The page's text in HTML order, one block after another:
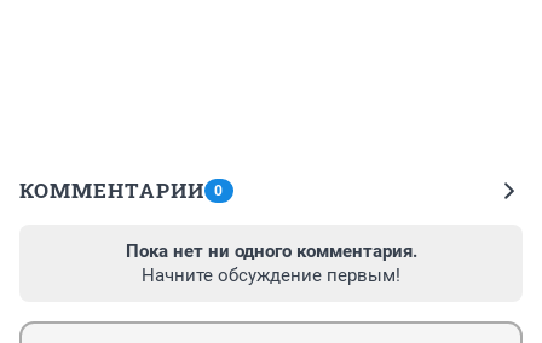
КОММЕНТАРИИ 0
Пока нет ни одного комментария.
Начните обсуждение первым!